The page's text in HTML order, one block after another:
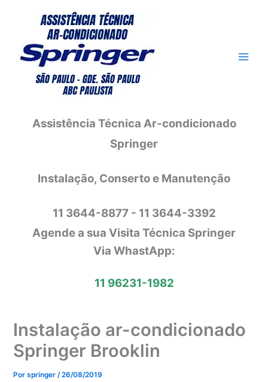
conteúdo
Assistência Técnica Ar-condicionado
Springer
Instalação, Conserto e Manutenção
11 3644-8877 - 11 3644-3392
Agende a sua Visita Técnica Springer
Via WhastApp:
11 96231-1982
Instalação ar-condicionado
Springer Brooklin
Porspringer /26/08/2019